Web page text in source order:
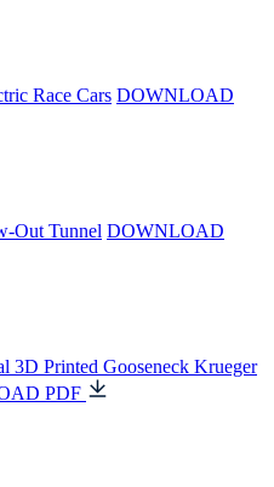
Race Cars DOWNLOAD
Out Tunnel DOWNLOAD
3D Printed Gooseneck Krueger
PDF